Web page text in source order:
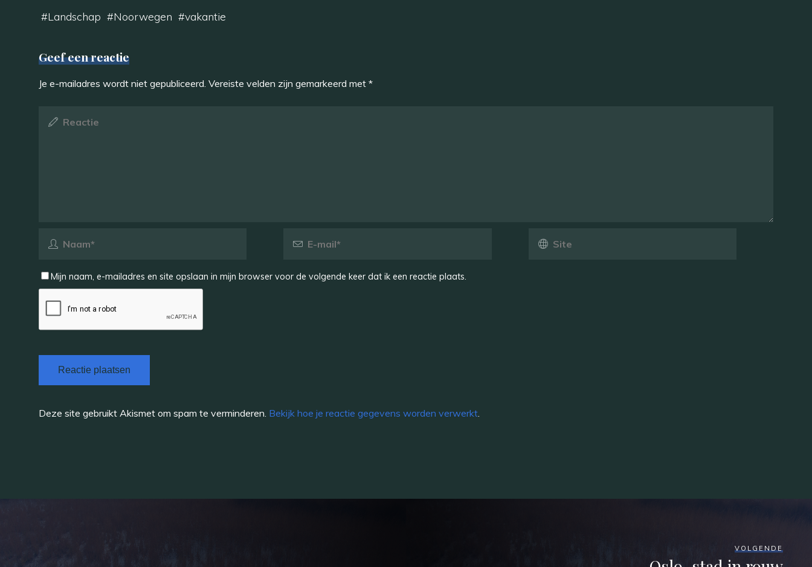
#Landschap #Noorwegen #vakantie
Geef een reactie
Je e-mailadres wordt niet gepubliceerd. Vereiste velden zijn gemarkeerd met *
Mijn naam, e-mailadres en site opslaan in mijn browser voor de volgende keer dat ik een reactie plaats.
Deze site gebruikt Akismet om spam te verminderen. Bekijk hoe je reactie gegevens worden verwerkt.
VOLGENDE